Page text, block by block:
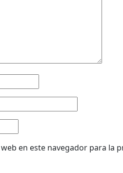
en este navegador para la